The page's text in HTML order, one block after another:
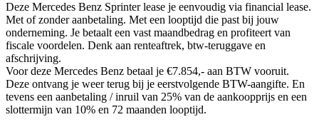
Deze Mercedes Benz Sprinter lease je eenvoudig via financial lease.
Met of zonder aanbetaling. Met een looptijd die past bij jouw
onderneming. Je betaalt een vast maandbedrag en profiteert van
fiscale voordelen. Denk aan renteaftrek, btw-teruggave en
afschrijving.
Voor deze Mercedes Benz betaal je €7.854,- aan BTW vooruit.
Deze ontvang je weer terug bij je eerstvolgende BTW-aangifte. En
tevens een aanbetaling / inruil van 25% van de aankoopprijs en een
slottermijn van 10% en 72 maanden looptijd.